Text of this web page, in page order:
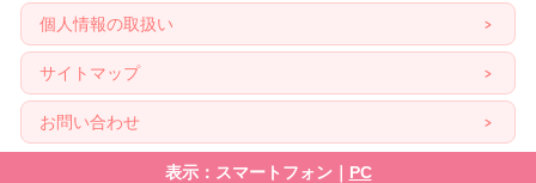
個人情報の取扱い
サイトマップ
お問い合わせ
表示：スマートフォン｜ PC